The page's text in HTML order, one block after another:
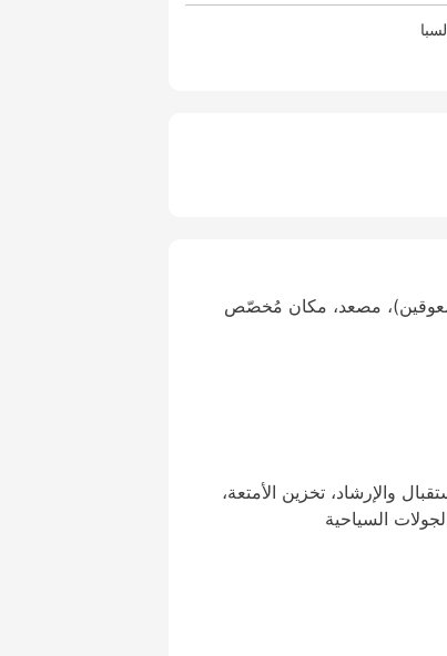
مصعد، مكان مُخصّص
الاستقبال والإرشاد، تخزين الأمتعة،
السياحية